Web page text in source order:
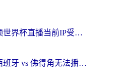
在海外看咪咕视频世界杯直播当前IP受限制？这篇指南帮你搞定所有体育赛事观看难题
在国外看世界杯西班牙 vs 佛得角无法播放？这篇指南帮你解锁所有中文体育直播